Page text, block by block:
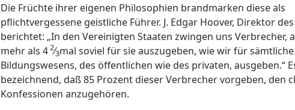
Die Früchte ihrer eigenen Philosophien brandmarken diese als
pflichtvergessene geistliche Führer. J. Edgar Hoover, Direktor des
berichtet: „In den Vereinigten Staaten zwingen uns Verbrecher,
mehr als 42⁄3mal soviel für sie auszugeben, wie wir für
Bildungswesens, des öffentlichen wie des privaten, ausgeben.“
bezeichnend, daß 85 Prozent dieser Verbrecher vorgeben, den
Konfessionen anzugehören.